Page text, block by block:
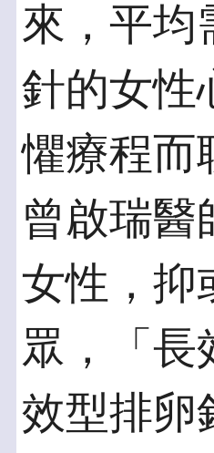
來，平均
針的女性
懼療程而
曾啟瑞醫
女性，抑
眾，「長
效型排卵